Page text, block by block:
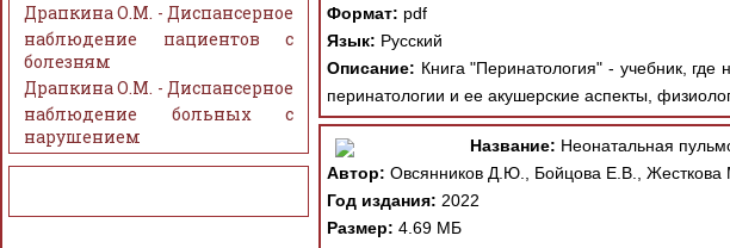
Формат: pdf
Язык: Русский
Описание: Книга "Перинатология" - учебник,
перинатологии и ее акушерские аспекты,
Название: Неонатальная
Автор: Овсянников Д.Ю., Бойцова Е.В., Жесткова
Год издания: 2022
Размер: 4.69 МБ
Драпкина О.М. - Диспансерное
наблюдение пациентов с
болезням
Драпкина О.М. - Диспансерное
наблюдение больных с
нарушением